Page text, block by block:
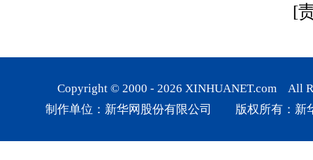
[
Copyright © 2000 - 2026 XINHUANET.com All
制作单位：新华网股份有限公司 版权所有：新